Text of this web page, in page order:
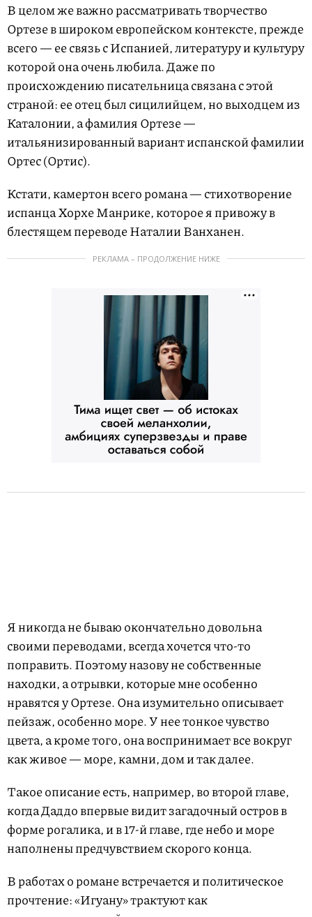
В целом же важно рассматривать творчество
Ортезе в широком европейском контексте, прежде
всего — ее связь с Испанией, литературу и культуру
которой она очень любила. Даже по
происхождению писательница связана с этой
страной: ее отец был сицилийцем, но выходцем из
Каталонии, а фамилия Ортезе —
итальянизированный вариант испанской фамилии
Ортес (Ортис).
Кстати, камертон всего романа — стихотворение
испанца Хорхе Манрике, которое я привожу в
блестящем переводе Наталии Ванханен.
РЕКЛАМА – ПРОДОЛЖЕНИЕ НИЖЕ
Я никогда не бываю окончательно довольна
своими переводами, всегда хочется что-то
поправить. Поэтому назову не собственные
находки, а отрывки, которые мне особенно
нравятся у Ортезе. Она изумительно описывает
пейзаж, особенно море. У нее тонкое чувство
цвета, а кроме того, она воспринимает все вокруг
как живое — море, камни, дом и так далее.
Такое описание есть, например, во второй главе,
когда Даддо впервые видит загадочный остров в
форме рогалика, и в 17-й главе, где небо и море
наполнены предчувствием скорого конца.
В работах о романе встречается и политическое
прочтение: «Игуану» трактуют как